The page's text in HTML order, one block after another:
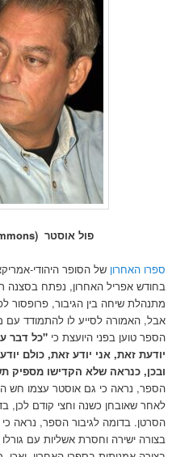
פול אוסטר (Wikimedia Commons)
ספרו האחרון של הסופר היהודי-
בחודש אפריל האחרון, נפתח בסצנה
מתנהלת שיחה בין הגיבור, פרופסור
אבל, האמורה לסייע לו להתמודד עם
הספר טוען בפני היועצת כי"כל דבר
יודעת זאת, אני יודע זאת, כולם
ובכן, כנראה שלא הקדישו מספיק
הספר, נראה כי גם אוסטר עצמו חש
הסרטן. בדומה לגיבור הספר, נראה
בצורה ישירה וחסרת אשליות עם